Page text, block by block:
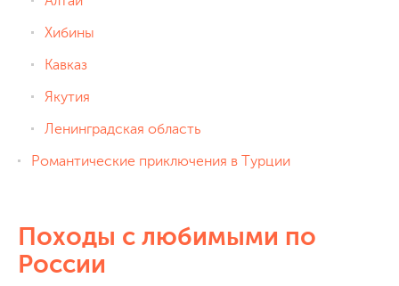
Хибины
Кавказ
Якутия
Ленинградская область
Романтические приключения в Турции
Походы с любимыми по
России